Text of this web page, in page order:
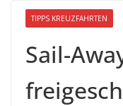
TIPPS KREUZFAHRTEN
Sail-